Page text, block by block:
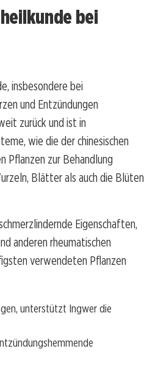
bei
insbesondere bei
und Entzündungen
zurück und ist in
wie die der chinesischen
Pflanzen zur Behandlung
Blätter als auch die Blüten
Eigenschaften,
anderen rheumatischen
verwendeten Pflanzen
unterstützt Ingwer die